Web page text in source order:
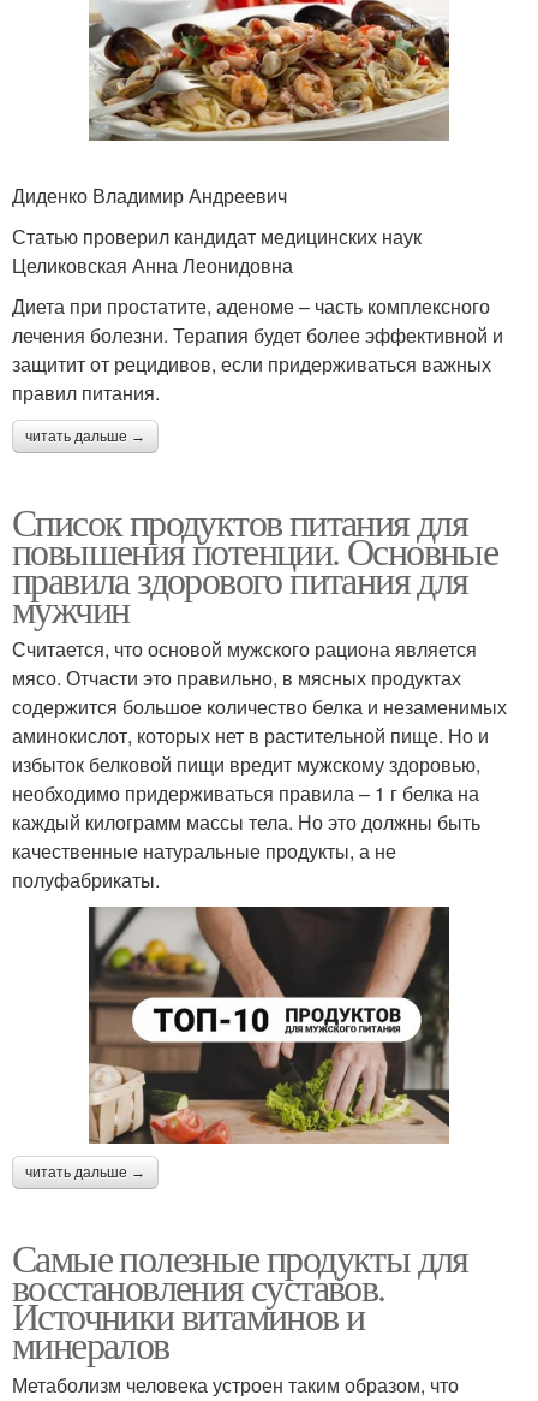
Диденко Владимир Андреевич
Статью проверил кандидат медицинских наук
Целиковская Анна Леонидовна
Диета при простатите, аденоме – часть комплексного
лечения болезни. Терапия будет более эффективной и
защитит от рецидивов, если придерживаться важных
правил питания.
читать дальше →
Список продуктов питания для
повышения потенции. Основные
правила здорового питания для
мужчин
Считается, что основой мужского рациона является
мясо. Отчасти это правильно, в мясных продуктах
содержится большое количество белка и незаменимых
аминокислот, которых нет в растительной пище. Но и
избыток белковой пищи вредит мужскому здоровью,
необходимо придерживаться правила – 1 г белка на
каждый килограмм массы тела. Но это должны быть
качественные натуральные продукты, а не
полуфабрикаты.
читать дальше →
Самые полезные продукты для
восстановления суставов.
Источники витаминов и
минералов
Метаболизм человека устроен таким образом, что